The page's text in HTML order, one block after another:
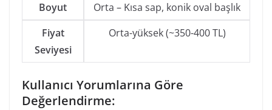
Boyut
Orta – Kısa sap, konik oval başlık
Fiyat
Seviyesi
Orta-yüksek (~350-400 TL)
Kullanıcı Yorumlarına Göre
Değerlendirme: